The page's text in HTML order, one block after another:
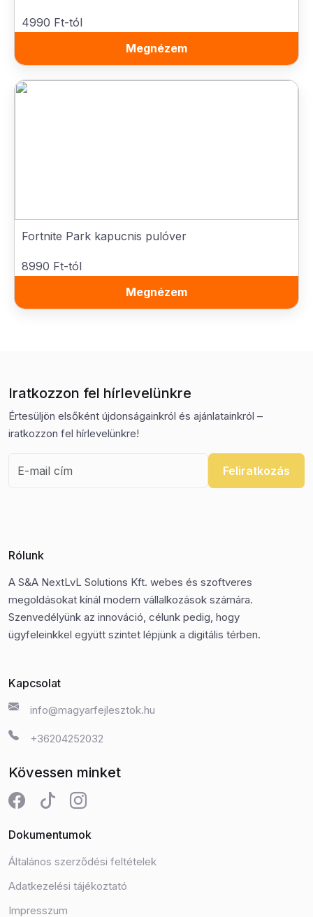
4990 Ft-tól
Megnézem
Fortnite Park kapucnis pulóver
8990 Ft-tól
Megnézem
Iratkozzon fel hírlevelünkre
Értesüljön elsőként újdonságainkról és ajánlatainkról –
iratkozzon fel hírlevelünkre!
Feliratkozás
Rólunk
A S&A NextLvL Solutions Kft. webes és szoftveres
megoldásokat kínál modern vállalkozások számára.
Szenvedélyünk az innováció, célunk pedig, hogy
ügyfeleinkkel együtt szintet lépjünk a digitális térben.
Kapcsolat
info@magyarfejlesztok.hu
+36204252032
Kövessen minket
Dokumentumok
Általános szerződési feltételek
Adatkezelési tájékoztató
Impresszum